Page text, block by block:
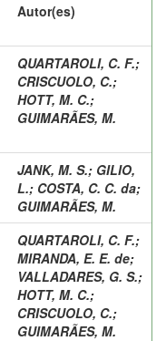
Autor(es)
QUARTAROLI, C. F.;
CRISCUOLO, C.;
HOTT, M. C.;
GUIMARÃES, M.
JANK, M. S.; GILIO,
L.; COSTA, C. C. da;
GUIMARÃES, M.
QUARTAROLI, C. F.;
MIRANDA, E. E. de;
VALLADARES, G. S.;
HOTT, M. C.;
CRISCUOLO, C.;
GUIMARÃES, M.